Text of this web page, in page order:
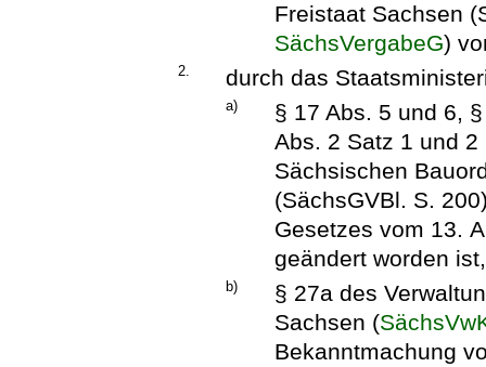
Freistaat Sachsen
SächsVergabeG)
2. durch das
a)
§ 17 Abs. 5 und 6,
Abs. 2 Satz 1 und 2
Sächsischen
(SächsGVBl. S.
Gesetzes vom 13.
geändert worden ist,
b)
§ 27a des
Sachsen (
Bekanntmachung